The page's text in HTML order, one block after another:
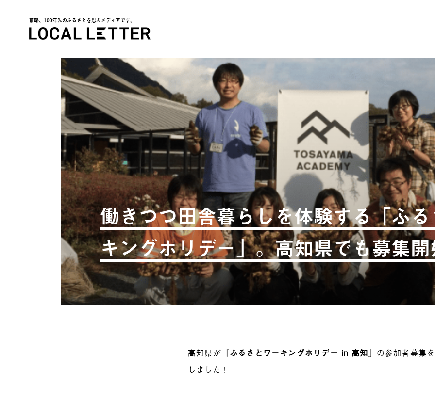
前略、100年先のふるさとを思ふメディアです。
働きつつ田舎暮らしを体験する「ふ
キングホリデー」。高知県でも募集開
高知県が『ふるさとワーキングホリデー in 高知 』の参加者募集
しました！